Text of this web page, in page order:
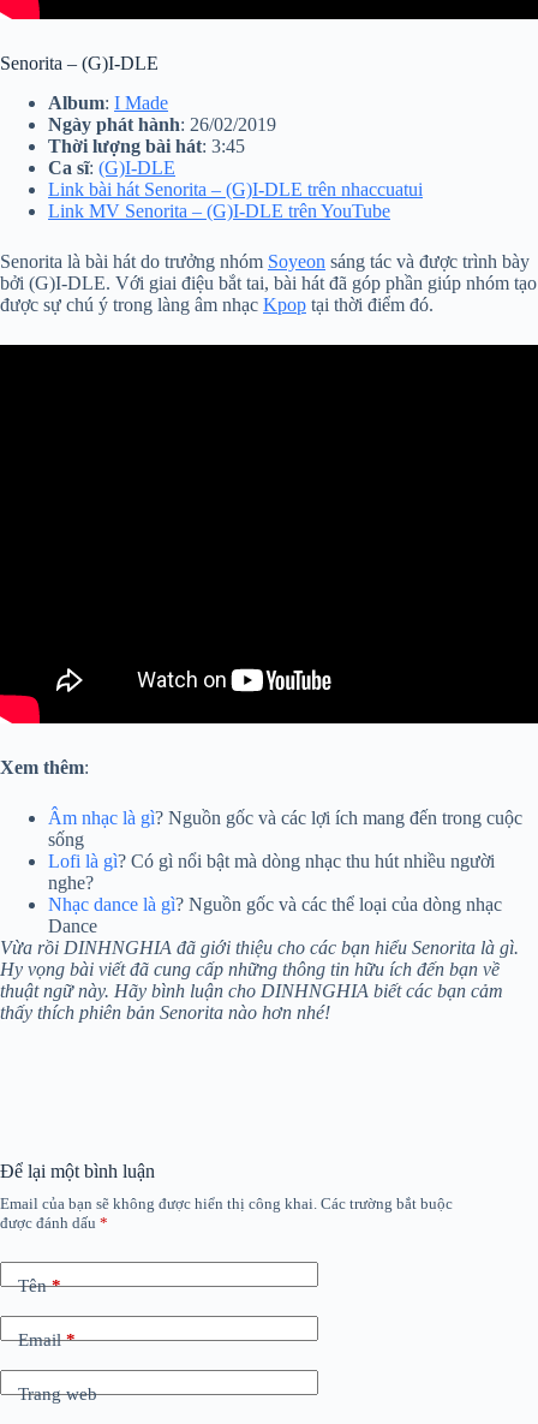
Senorita – (G)I-DLE
Album: I Made
Ngày phát hành: 26/02/2019
Thời lượng bài hát: 3:45
Ca sĩ: (G)I-DLE
Link bài hát Senorita – (G)I-DLE trên nhaccuatui
Link MV Senorita – (G)I-DLE trên YouTube
Senorita là bài hát do trưởng nhóm Soyeon sáng tác và được trình bày
bởi (G)I-DLE. Với giai điệu bắt tai, bài hát đã góp phần giúp nhóm tạo
được sự chú ý trong làng âm nhạc Kpop tại thời điểm đó.
Xem thêm:
Âm nhạc là gì? Nguồn gốc và các lợi ích mang đến trong cuộc
sống
Lofi là gì? Có gì nổi bật mà dòng nhạc thu hút nhiều người
nghe?
Nhạc dance là gì? Nguồn gốc và các thể loại của dòng nhạc
Dance
Vừa rồi DINHNGHIA đã giới thiệu cho các bạn hiểu Senorita là gì.
Hy vọng bài viết đã cung cấp những thông tin hữu ích đến bạn về
thuật ngữ này. Hãy bình luận cho DINHNGHIA biết các bạn cảm
thấy thích phiên bản Senorita nào hơn nhé!
Để lại một bình luận
Email của bạn sẽ không được hiển thị công khai. Các trường bắt buộc
được đánh dấu *
Tên*
Email*
Trang web